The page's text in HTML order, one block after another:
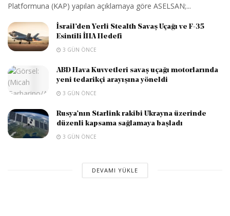
Platformuna (KAP) yapılan açıklamaya göre ASELSAN;...
İsrail’den Yerli Stealth Savaş Uçağı ve F-35
Esintili İHA Hedefi
3 GÜN ÖNCE
ABD Hava Kuvvetleri savaş uçağı motorlarında
yeni tedarikçi arayışına yöneldi
3 GÜN ÖNCE
Rusya’nın Starlink rakibi Ukrayna üzerinde
düzenli kapsama sağlamaya başladı
3 GÜN ÖNCE
DEVAMI YÜKLE